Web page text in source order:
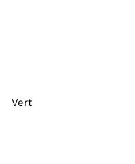
Vert